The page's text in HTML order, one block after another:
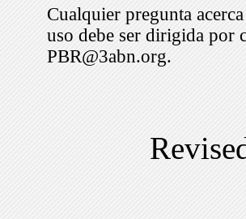
Cualquier pregunta
uso debe ser dirigida por
PBR@3abn.org.